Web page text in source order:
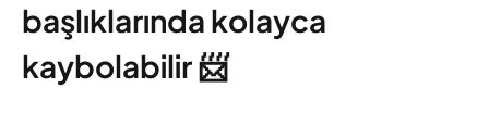
başlıklarında kolayca
kaybolabilir 📨